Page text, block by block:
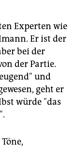
Experten wie
Er ist der
bei der
der Partie.
und
geht er
würde "das